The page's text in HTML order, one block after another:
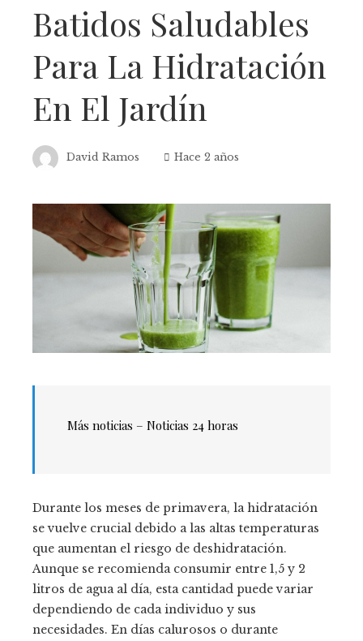
Batidos Saludables
Para La Hidratación
En El Jardín
David Ramos Hace 2 años
Más noticias – Noticias 24 horas
Durante los meses de primavera, la hidratación
se vuelve crucial debido a las altas temperaturas
que aumentan el riesgo de deshidratación.
Aunque se recomienda consumir entre 1,5 y 2
litros de agua al día, esta cantidad puede variar
dependiendo de cada individuo y sus
necesidades. En días calurosos o durante